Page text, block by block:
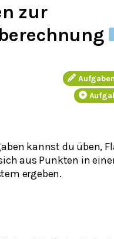
zur
kannst du üben,
aus Punkten in
ergeben.